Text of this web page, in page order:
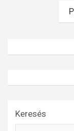
lapozása
Keresés